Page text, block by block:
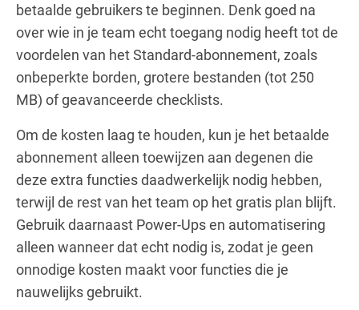
betaalde gebruikers te beginnen. Denk goed na
over wie in je team echt toegang nodig heeft tot de
voordelen van het Standard-abonnement, zoals
onbeperkte borden, grotere bestanden (tot 250
MB) of geavanceerde checklists.
Om de kosten laag te houden, kun je het betaalde
abonnement alleen toewijzen aan degenen die
deze extra functies daadwerkelijk nodig hebben,
terwijl de rest van het team op het gratis plan blijft.
Gebruik daarnaast Power-Ups en automatisering
alleen wanneer dat echt nodig is, zodat je geen
onnodige kosten maakt voor functies die je
nauwelijks gebruikt.